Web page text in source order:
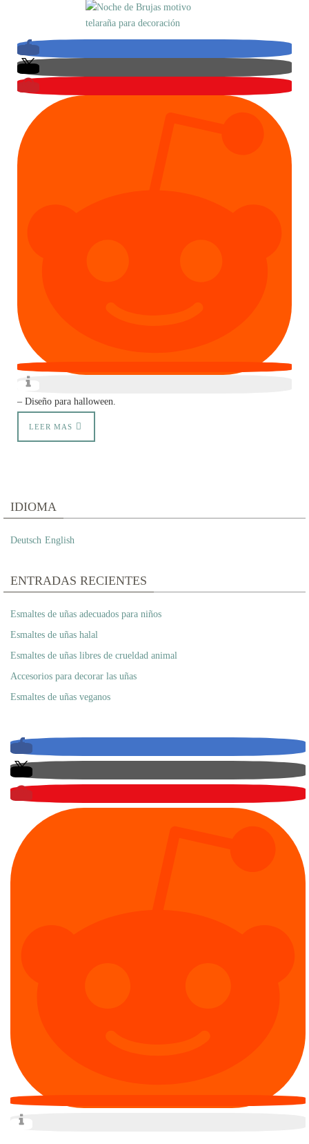
– Diseño para halloween.
LEER MAS
IDIOMA
Deutsch English
ENTRADAS RECIENTES
Esmaltes de uñas adecuados para niños
Esmaltes de uñas halal
Esmaltes de uñas libres de crueldad animal
Accesorios para decorar las uñas
Esmaltes de uñas veganos